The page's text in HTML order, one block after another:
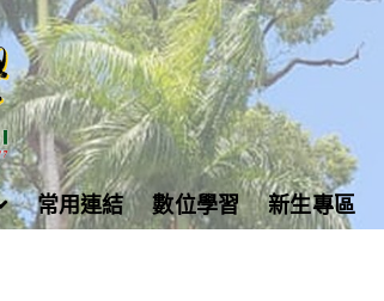
常用連結 數位學習 新生專區